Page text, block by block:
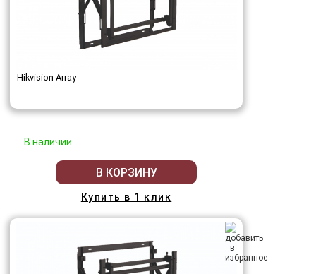
Hikvision Array
В наличии
В КОРЗИНУ
Купить в 1 клик